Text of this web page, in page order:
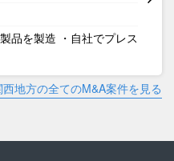
品を製造 ・自社でプレス
西地方の全てのM&A案件を見る